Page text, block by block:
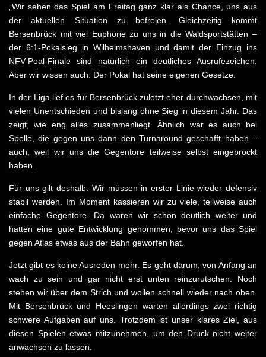
„Wir sehen das Spiel am Freitag ganz klar als Chance, uns aus
der aktuellen Situation zu befreien. Gleichzeitig kommt
Bersenbrück mit viel Euphorie zu uns in die Waldsportstätten –
der 6:1-Pokalsieg in Wilhelmshaven und damit der Einzug ins
NFV-Poal-Finale sind natürlich ein deutliches Ausrufezeichen.
Aber wir wissen auch: Der Pokal hat seine eigenen Gesetze.
In der Liga lief es für Bersenbrück zuletzt eher durchwachsen, mit
vielen Unentschieden und bislang ohne Sieg in diesem Jahr. Das
zeigt, wie eng alles zusammenliegt. Ähnlich war es auch bei
Spelle, die gegen uns dann den Turnaround geschafft haben –
auch, weil wir uns die Gegentore teilweise selbst eingebrockt
haben.
Für uns gilt deshalb: Wir müssen in erster Linie wieder defensiv
stabil werden. Im Moment kassieren wir zu viele, teilweise auch
einfache Gegentore. Da waren wir schon deutlich weiter und
hatten eine gute Entwicklung genommen, bevor uns das Spiel
gegen Atlas etwas aus der Bahn geworfen hat.
Jetzt gibt es keine Ausreden mehr. Es geht darum, von Anfang an
wach zu sein und gar nicht erst unten reinzurutschen. Noch
stehen wir über dem Strich und wollen schnell wieder nach oben.
Mit Bersenbrück und Heeslingen warten allerdings zwei richtig
schwere Aufgaben auf uns. Trotzdem ist unser klares Ziel, aus
diesen Spielen etwas mitzunehmen, um den Druck nicht weiter
anwachsen zu lassen.